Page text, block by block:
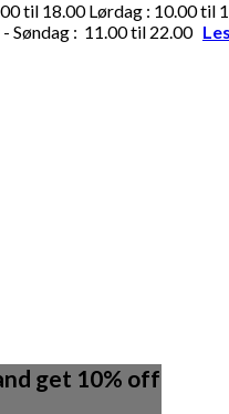
til 18.00 Lørdag : 10.00 til
Søndag : 11.00 til 22.00
get 10% off